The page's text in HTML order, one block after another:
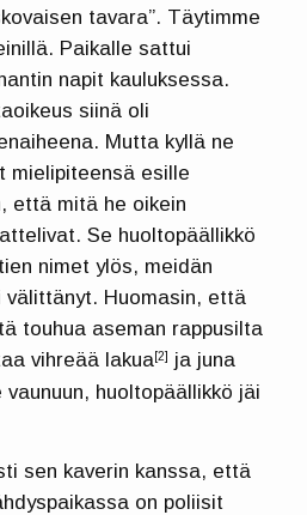
tavara”. Täytimme
Paikalle sattui
napit kauluksessa.
siinä oli
Mutta kyllä ne
mielipiteensä esille
että mitä he oikein
Se huoltopäällikkö
nimet ylös, meidän
välittänyt. Huomasin, että
touhua aseman rappusilta
vihreää lakua[2]
ja juna
vaunuun, huoltopäällikkö jäi
sen kaverin kanssa, että
on poliisit